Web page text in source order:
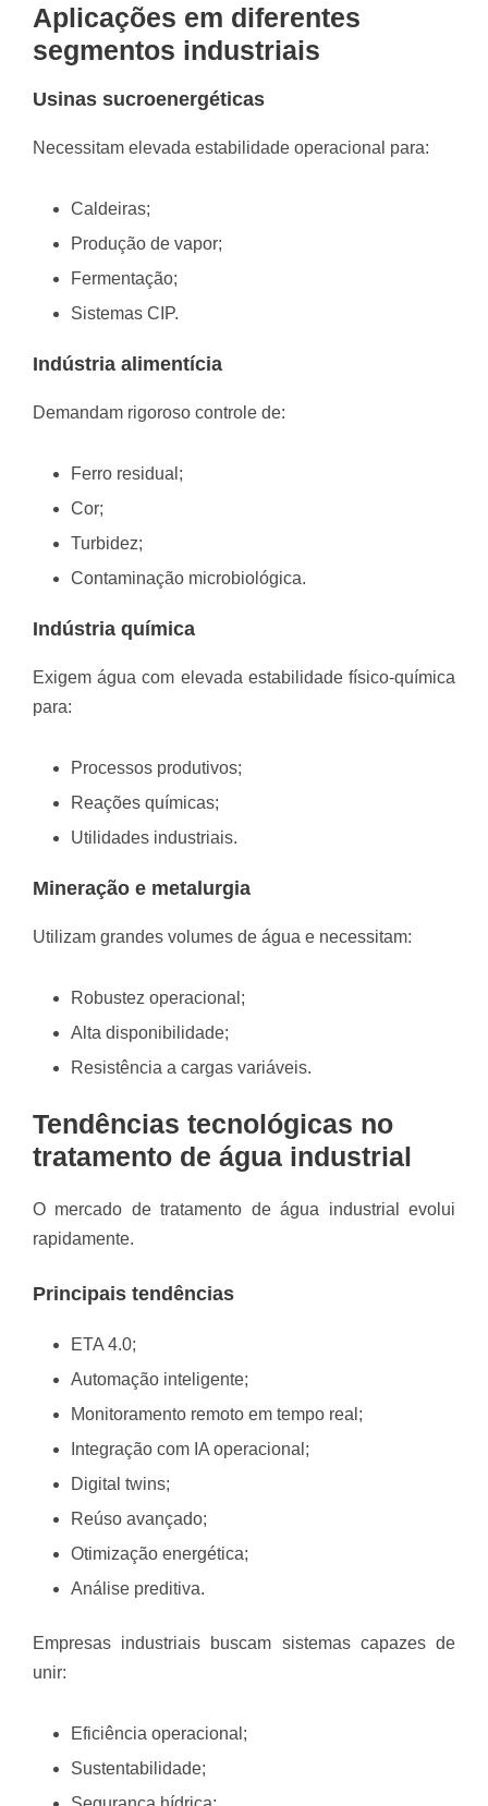
Aplicações em diferentes
segmentos industriais
Usinas sucroenergéticas
Necessitam elevada estabilidade operacional para:
Caldeiras;
Produção de vapor;
Fermentação;
Sistemas CIP.
Indústria alimentícia
Demandam rigoroso controle de:
Ferro residual;
Cor;
Turbidez;
Contaminação microbiológica.
Indústria química
Exigem água com elevada estabilidade físico-química
para:
Processos produtivos;
Reações químicas;
Utilidades industriais.
Mineração e metalurgia
Utilizam grandes volumes de água e necessitam:
Robustez operacional;
Alta disponibilidade;
Resistência a cargas variáveis.
Tendências tecnológicas no
tratamento de água industrial
O mercado de tratamento de água industrial evolui
rapidamente.
Principais tendências
ETA 4.0;
Automação inteligente;
Monitoramento remoto em tempo real;
Integração com IA operacional;
Digital twins;
Reúso avançado;
Otimização energética;
Análise preditiva.
Empresas industriais buscam sistemas capazes de
unir:
Eficiência operacional;
Sustentabilidade;